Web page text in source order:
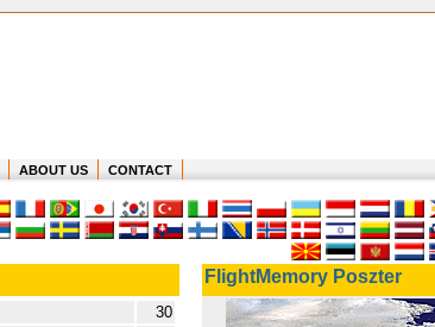
ABOUT US CONTACT
FlightMemory Poszter
30